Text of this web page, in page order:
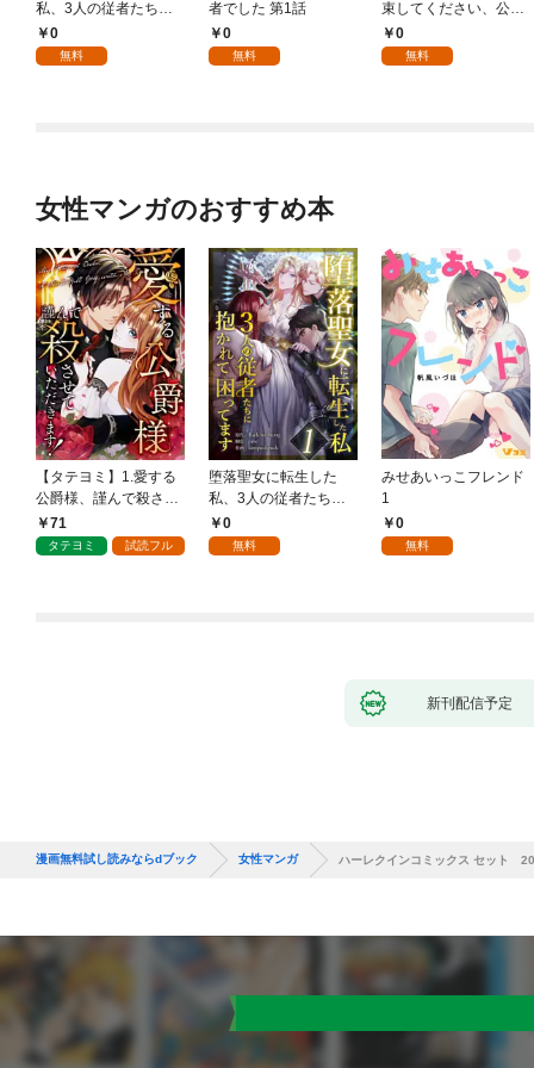
私、3人の従者たちに
抱かれて困ってます 第
1話
0
無料
者でした 第1話
0
無料
束してください、公爵
様 1話
0
無料
女性マンガのおすすめ本
【タテヨミ】1.愛する
公爵様、謹んで殺させ
ていただきます！
71
タテヨミ 試読フル
堕落聖女に転生した
私、3人の従者たちに
抱かれて困ってます 第
1話
0
無料
みせあいっこフレンド
1
0
無料
新刊配信予定
漫画無料試し読みならdブック 女性マンガ ハーレクインコミックス セット